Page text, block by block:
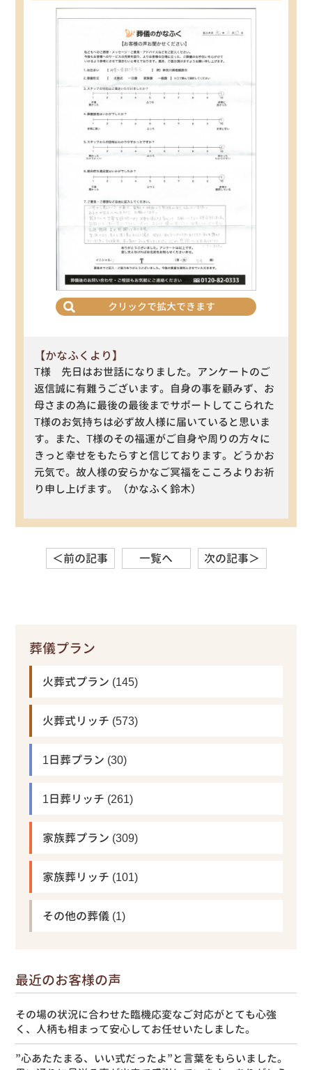
クリックで拡大できます
【かなふくより】
T様 先日はお世話になりました。アンケートのご
返信誠に有難うございます。自身の事を顧みず、お
母さまの為に最後の最後までサポートしてこられた
T様のお気持ちは必ず故人様に届いていると思いま
す。また、T様のその福運がご自身や周りの方々に
きっと幸せをもたらすと信じております。どうかお
元気で。故人様の安らかなご冥福をこころよりお祈
り申し上げます。（かなふく鈴木）
＜前の記事 一覧へ 次の記事＞
葬儀プラン
火葬式プラン (145)
火葬式リッチ (573)
1日葬プラン (30)
1日葬リッチ (261)
家族葬プラン (309)
家族葬リッチ (101)
その他の葬儀 (1)
最近のお客様の声
その場の状況に合わせた臨機応変なご対応がとても心強
く、人柄も相まって安心してお任せいたしました。
”心あたたまる、いい式だったよ”と言葉をもらいました。